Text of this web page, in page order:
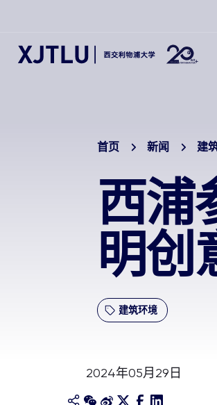
首页 新闻 建
西浦
明创
建筑环境
2024年05月29日